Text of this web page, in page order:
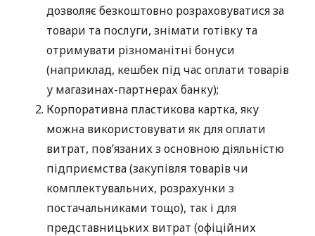
дозволяє безкоштовно розраховуватися за
товари та послуги, знімати готівку та
отримувати різноманітні бонуси
(наприклад, кешбек під час оплати товарів
у магазинах-партнерах банку);
Корпоративна пластикова картка, яку
можна використовувати як для оплати
витрат, пов’язаних з основною діяльністю
підприємства (закупівля товарів чи
комплектувальних, розрахунки з
постачальниками тощо), так і для
представницьких витрат (офіційних